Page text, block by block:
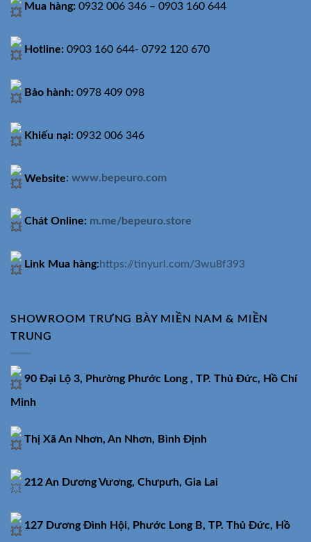
Mua hàng: 0932 006 346 – 0903 160 644
Hotline: 0903 160 644- 0792 120 670
Bảo hành: 0978 409 098
Khiếu nại: 0932 006 346
Website: www.bepeuro.com
Chát Online: m.me/bepeuro.store
Link Mua hàng:https://tinyurl.com/3wu8f393
SHOWROOM TRƯNG BÀY MIỀN NAM & MIỀN
TRUNG
90 Đại Lộ 3, Phường Phước Long , TP. Thủ Đức, Hồ Chí
Minh
Thị Xã An Nhơn, An Nhơn, Bình Định
212 An Dương Vương, Chưpưh, Gia Lai
127 Dương Đình Hội, Phước Long B, TP. Thủ Đức, Hồ